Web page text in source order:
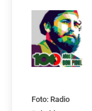
Foto: Internet
Foto: Radio